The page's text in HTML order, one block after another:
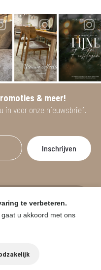
& meer!
in voor onze nieuwsbrief.
artikelen.
in de winkel en typfouten.
te verbeteren.
u akkoord met ons